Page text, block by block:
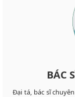
BÁC
Đại tá, bác sĩ